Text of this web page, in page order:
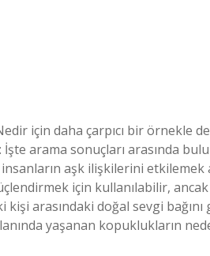
Nedir için daha çarpıcı bir
arama sonuçları arasında
insanların aşk ilişkilerini
için kullanılabilir, ancak
kişi arasındaki doğal sevgi
yaşanan kopuklukların